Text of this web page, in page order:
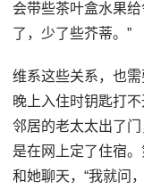
会带些茶叶盒水果
了，少了些芥蒂。”
维系这些关系，也
晚上入住时钥匙打
邻居的老太太出了
是在网上定了住宿
和她聊天，“我就问